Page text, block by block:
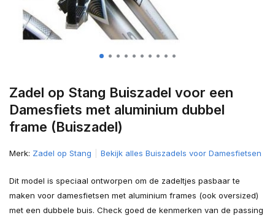
Zadel op Stang Buiszadel voor een
Damesfiets met aluminium dubbel
frame (Buiszadel)
Merk: Zadel op Stang Bekijk alles Buiszadels voor Damesfietsen
Dit model is speciaal ontworpen om de zadeltjes pasbaar te
maken voor damesfietsen met aluminium frames (ook oversized)
met een dubbele buis. Check goed de kenmerken van de passing